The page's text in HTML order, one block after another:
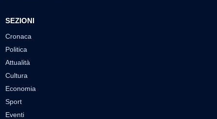
SEZIONI
Cronaca
Politica
Attualità
Cultura
Economia
Sport
Eventi